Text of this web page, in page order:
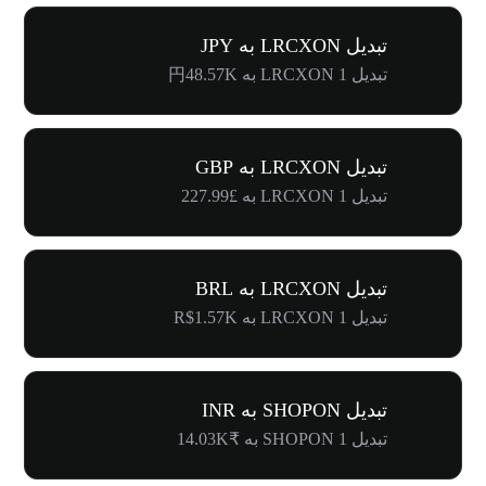
تبدیل LRCXON به JPY
تبدیل 1 LRCXON به 円48.57K
تبدیل LRCXON به GBP
تبدیل 1 LRCXON به £227.99
تبدیل LRCXON به BRL
تبدیل 1 LRCXON به R$1.57K
تبدیل SHOPON به INR
تبدیل 1 SHOPON به ₹14.03K